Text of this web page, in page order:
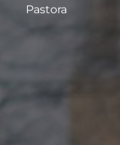
Pastora